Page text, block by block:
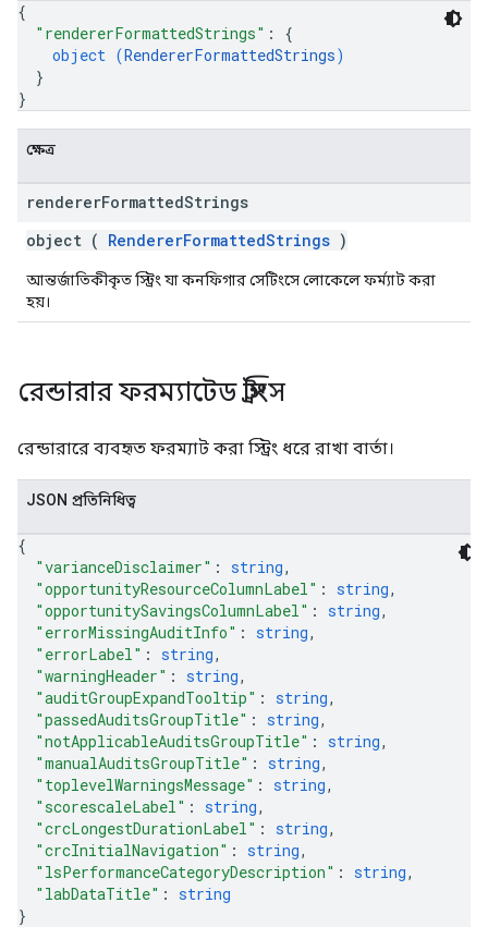
{
"rendererFormattedStrings" : {
object (RendererFormattedStrings)
}
}
ক্ষেত্র
rendererFormattedStrings
object ( RendererFormattedStrings )
আন্তর্জাতিকীকৃত স্ট্রিং যা কনফিগার সেটিংসে লোকেলে ফর্ম্যাট করা
হয়।
রেন্ডারার ফরম্যাটেড স্ট্রিংস
রেন্ডারারে ব্যবহৃত ফরম্যাট করা স্ট্রিং ধরে রাখা বার্তা।
JSON প্রতিনিধিত্ব
{
"varianceDisclaimer" : string,
"opportunityResourceColumnLabel" : string,
"opportunitySavingsColumnLabel" : string,
"errorMissingAuditInfo" : string,
"errorLabel" : string,
"warningHeader" : string,
"auditGroupExpandTooltip" : string,
"passedAuditsGroupTitle" : string,
"notApplicableAuditsGroupTitle" : string,
"manualAuditsGroupTitle" : string,
"toplevelWarningsMessage" : string,
"scorescaleLabel" : string,
"crcLongestDurationLabel" : string,
"crcInitialNavigation" : string,
"lsPerformanceCategoryDescription" : string,
"labDataTitle" : string
}